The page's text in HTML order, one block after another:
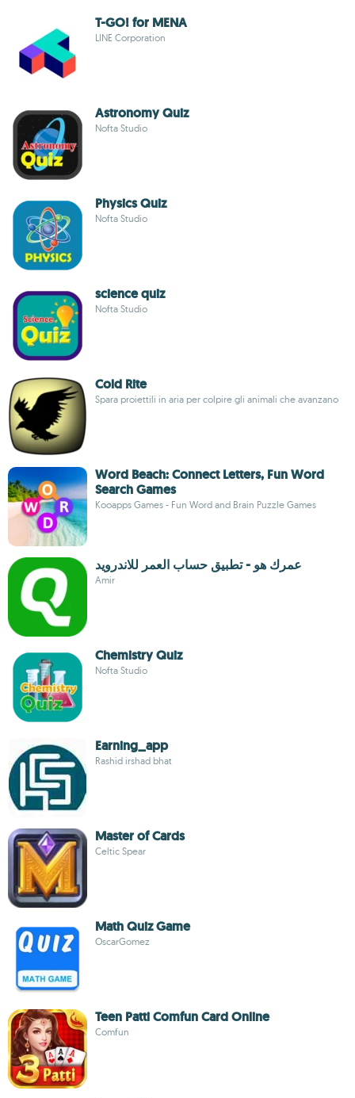
T-GO! for MENA
LINE Corporation
Astronomy Quiz
Nofta Studio
Physics Quiz
Nofta Studio
science quiz
Nofta Studio
Cold Rite
Spara proiettili in aria per colpire gli animali che avanzano
Word Beach: Connect Letters, Fun Word
Search Games
Kooapps Games - Fun Word and Brain Puzzle Games
عمرك هو - تطبيق حساب العمر للاندرويد
Amir
Chemistry Quiz
Nofta Studio
Earning_app
Rashid irshad bhat
Master of Cards
Celtic Spear
Math Quiz Game
OscarGomez
Teen Patti Comfun Card Online
Comfun